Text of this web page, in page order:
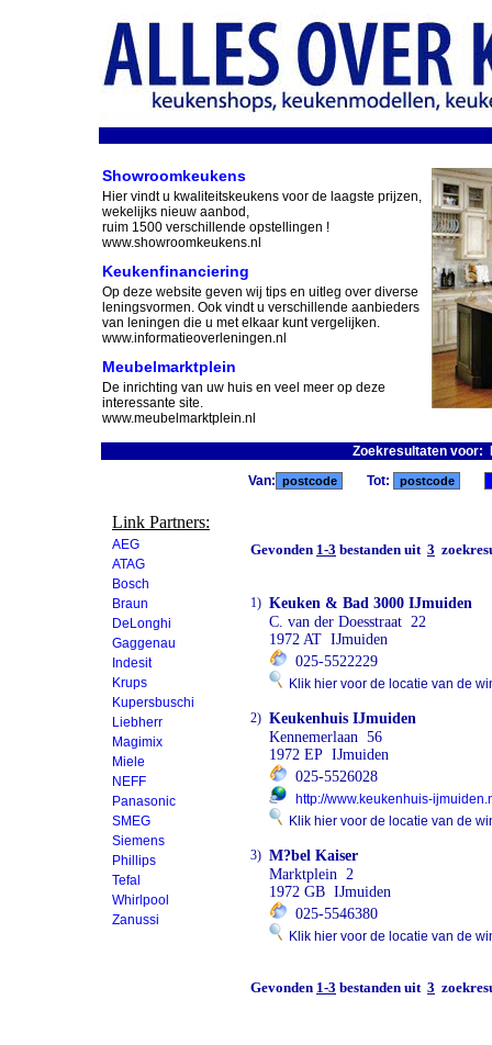
Showroomkeukens
Hier vindt u kwaliteitskeukens voor de laagste prijzen,
wekelijks nieuw aanbod,
ruim 1500 verschillende opstellingen !
www.showroomkeukens.nl
Keukenfinanciering
Op deze website geven wij tips en uitleg over diverse
leningsvormen. Ook vindt u verschillende aanbieders
van leningen die u met elkaar kunt vergelijken.
www.informatieoverleningen.nl
Meubelmarktplein
De inrichting van uw huis en veel meer op deze
interessante site.
www.meubelmarktplein.nl
Zoekresultaten voor:
Link Partners:
AEG
ATAG
Bosch
Braun
DeLonghi
Gaggenau
Indesit
Krups
Kupersbuschi
Liebherr
Magimix
Miele
NEFF
Panasonic
SMEG
Siemens
Phillips
Tefal
Whirlpool
Zanussi
Van: Tot:
Gevonden 1-3 bestanden uit 3
1) Keuken & Bad 3000 IJmuiden
C. van der Doesstraat 22
1972 AT IJmuiden
025-5522229
Klik hier voor de locatie van de
2) Keukenhuis IJmuiden
Kennemerlaan 56
1972 EP IJmuiden
025-5526028
http://www.keukenhuis-
Klik hier voor de locatie van de
3) M?bel Kaiser
Marktplein 2
1972 GB IJmuiden
025-5546380
Klik hier voor de locatie van de
Gevonden 1-3 bestanden uit 3